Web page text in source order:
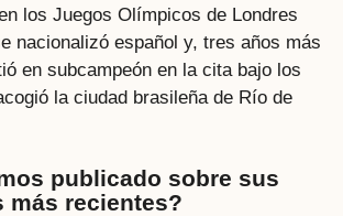
los Juegos Olímpicos de Londres
nacionalizó español y, tres años más
en subcampeón en la cita bajo los
la ciudad brasileña de Río de
publicado sobre sus
más recientes?